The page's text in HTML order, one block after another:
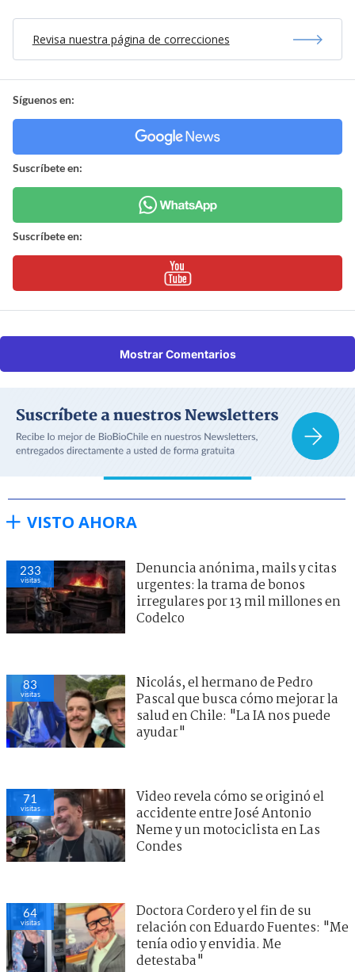
Revisa nuestra página de correcciones
Síguenos en:
Suscríbete en:
Suscríbete en:
Mostrar Comentarios
VISTO AHORA
233
visitas
Denuncia anónima, mails y citas
urgentes: la trama de bonos
irregulares por 13 mil millones en
Codelco
83
visitas
Nicolás, el hermano de Pedro
Pascal que busca cómo mejorar la
salud en Chile: "La IA nos puede
ayudar"
71
visitas
Video revela cómo se originó el
accidente entre José Antonio
Neme y un motociclista en Las
Condes
64
visitas
Doctora Cordero y el fin de su
relación con Eduardo Fuentes: "Me
tenía odio y envidia. Me
detestaba"